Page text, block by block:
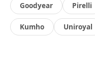
Goodyear Pirelli
Kumho Uniroyal